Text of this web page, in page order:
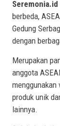
Seremonia.id
berbeda,
Gedung
dengan
Merupakan
anggota
menggunakan
produk unik
lainnya.